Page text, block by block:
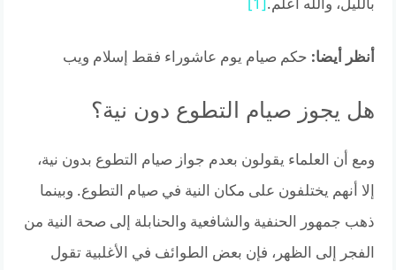
أنظر أيضا: حكم صيام يوم عاشوراء فقط إسلام ويب
هل يجوز صيام التطوع دون نية؟
ومع أن العلماء يقولون بعدم جواز صيام التطوع بدون نية،
إلا أنهم يختلفون على مكان النية في صيام التطوع. وبينما
ذهب جمهور الحنفية والشافعية والحنابلة إلى صحة النية من
الفجر إلى الظهر، فإن بعض الطوائف في الأغلبية تقول